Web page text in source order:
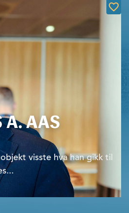
A. AAS
visste hva han gikk til